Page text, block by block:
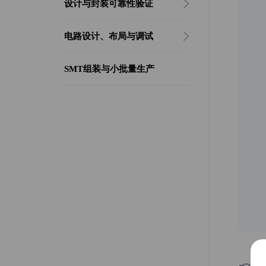
设计与封装可靠性验证
电路设计、布局与调试
SMT组装与小批量生产